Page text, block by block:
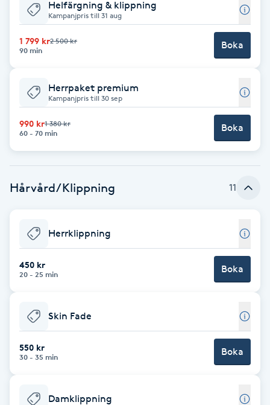
Babylights
Balayage
Bambumassage
Barber
BIAB
Blowout
Brynformning
Brynfärgning
Brynplockning
Bröllopsuppsättning
Helfärgning & klippning
Kampanjpris till 31 aug
1 799 kr2 500 kr
90 min
Boka
Herrpaket premium
Kampanjpris till 30 sep
990 kr1 380 kr
60 - 70 min
Boka
Hårvård/Klippning 11
Herrklippning
450 kr
20 - 25 min Boka
Skin Fade
550 kr
30 - 35 min Boka
Damklippning